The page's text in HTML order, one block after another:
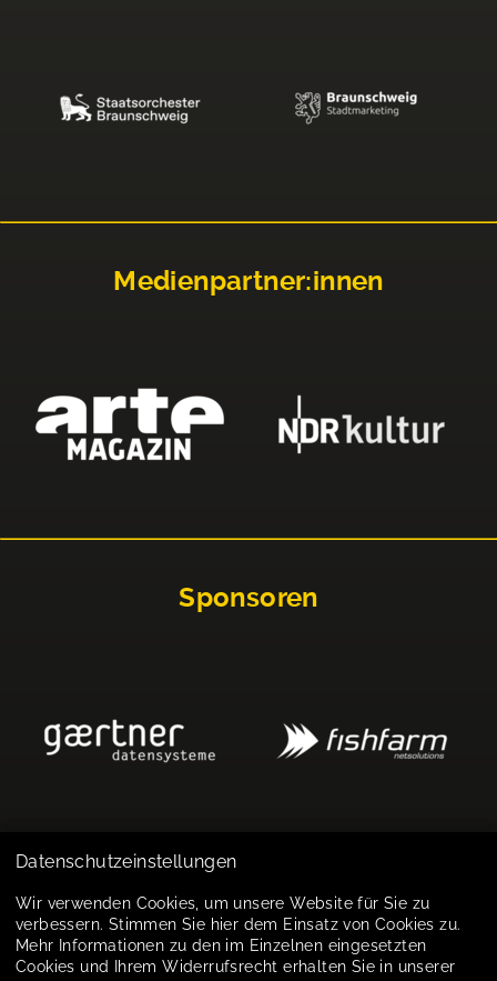
Medienpartner:innen
Sponsoren
Impressum
Datenschutz
Datenschutzeinstellungen
Wir verwenden Cookies, um unsere Website für Sie zu
verbessern. Stimmen Sie hier dem Einsatz von Cookies zu.
Mehr Informationen zu den im Einzelnen eingesetzten
Cookies und Ihrem Widerrufsrecht erhalten Sie in unserer